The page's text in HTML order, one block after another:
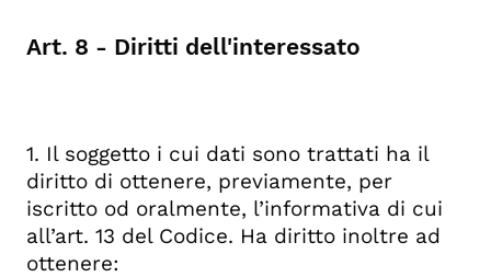
Art. 8 - Diritti dell'interessato
1. Il soggetto i cui dati sono trattati ha il
diritto di ottenere, previamente, per
iscritto od oralmente, l’informativa di cui
all’art. 13 del Codice. Ha diritto inoltre ad
ottenere: